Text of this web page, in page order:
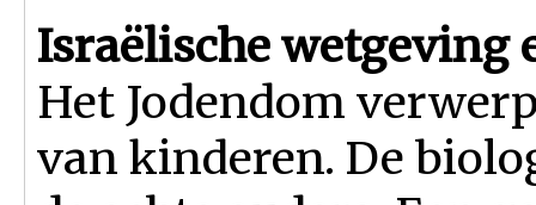
Israëlische wetgeving
Het Jodendom
van kinderen. De